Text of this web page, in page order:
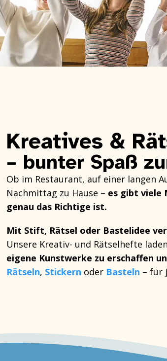
Kreatives &
– bunter Spaß
Ob im Restaurant, auf einer langen
Nachmittag zu Hause – es gibt viele
genau das Richtige ist.
Mit Stift, Rätsel oder Bastelidee
Unsere Kreativ- und Rätselhefte
eigene Kunstwerke zu erschaffen
Rätseln, Stickern oder Basteln – für